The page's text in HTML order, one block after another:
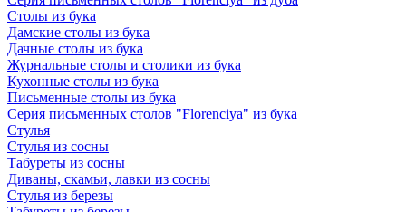
Столы из бука
Дамские столы из бука
Дачные столы из бука
Журнальные столы и столики из бука
Кухонные столы из бука
Письменные столы из бука
Серия письменных столов "Florenciya" из бука
Стулья
Стулья из сосны
Табуреты из сосны
Диваны, скамьи, лавки из сосны
Стулья из березы